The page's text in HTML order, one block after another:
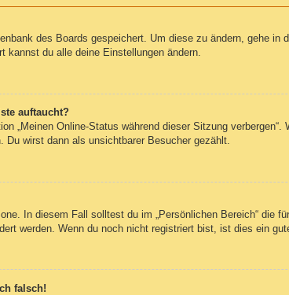
des Boards gespeichert. Um diese zu ändern, gehe in
kannst du alle deine Einstellungen ändern.
auftaucht?
„Meinen Online-Status während dieser Sitzung
wirst dann als unsichtbarer Besucher gezählt.
In diesem Fall solltest du im „Persönlichen Bereich“ die
werden. Wenn du noch nicht registriert bist, ist dies ein
falsch!